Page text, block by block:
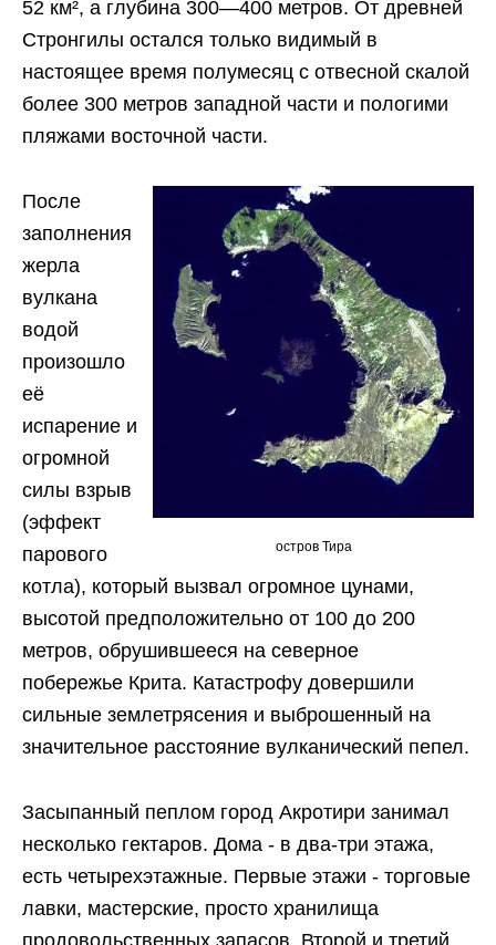
52 км², а глубина 300—400 метров. От древней
Стронгилы остался только видимый в
настоящее время полумесяц с отвесной скалой
более 300 метров западной части и пологими
пляжами восточной части.
остров Тира
После
заполнения
жерла
вулкана
водой
произошло
её
испарение и
огромной
силы взрыв
(эффект
парового
котла), который вызвал огромное цунами,
высотой предположительно от 100 до 200
метров, обрушившееся на северное
побережье Крита. Катастрофу довершили
сильные землетрясения и выброшенный на
значительное расстояние вулканический пепел.
Засыпанный пеплом город Акротири занимал
несколько гектаров. Дома - в два-три этажа,
есть четырехэтажные. Первые этажи - торговые
лавки, мастерские, просто хранилища